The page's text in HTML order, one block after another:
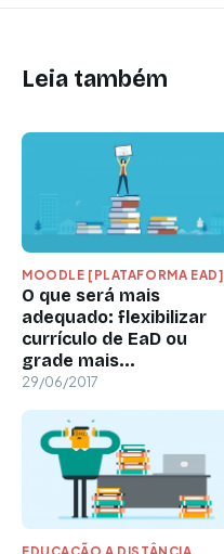
Leia também
MOODLE [PLATAFORMA EAD]
O que será mais
adequado: flexibilizar
currículo de EaD ou
grade mais...
29/06/2017